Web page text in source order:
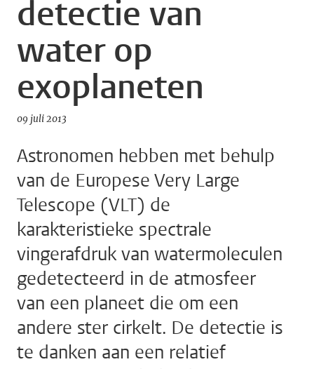
detectie van
water op
exoplaneten
09 juli 2013
Astronomen hebben met behulp
van de Europese Very Large
Telescope (VLT) de
karakteristieke spectrale
vingerafdruk van watermoleculen
gedetecteerd in de atmosfeer
van een planeet die om een
andere ster cirkelt. De detectie is
te danken aan een relatief